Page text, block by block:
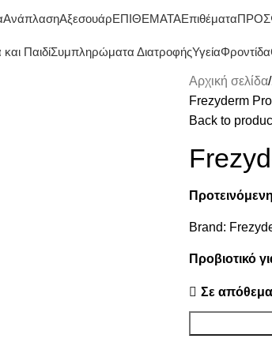
ΑνάπλασηΑξεσουάρΕΠΙΘΕΜΑΤΑΕπιθέματα
ΠαιδίΣυμπληρώματα ΔιατροφήςΥγείαΦροντίδα
Αρχική σελίδα
Frezyderm
Back to
Brand:
Προβιοτικό
Σε απόθεμα